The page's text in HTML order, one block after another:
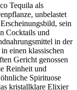
Tequila als
unbelastet
sein
Cocktails und
in der
einen klassischen
Gericht genossen
Reinheit und
Spirituose
kristallklare Elixier